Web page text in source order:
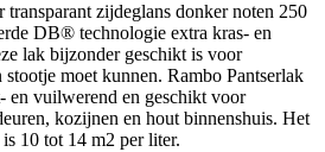
transparant zijdeglans donker noten 250
DB® technologie extra kras- en
lak bijzonder geschikt is voor
moet kunnen. Rambo Pantserlak
en vuilwerend en geschikt voor
kozijnen en hout binnenshuis. Het
10 tot 14 m2 per liter.